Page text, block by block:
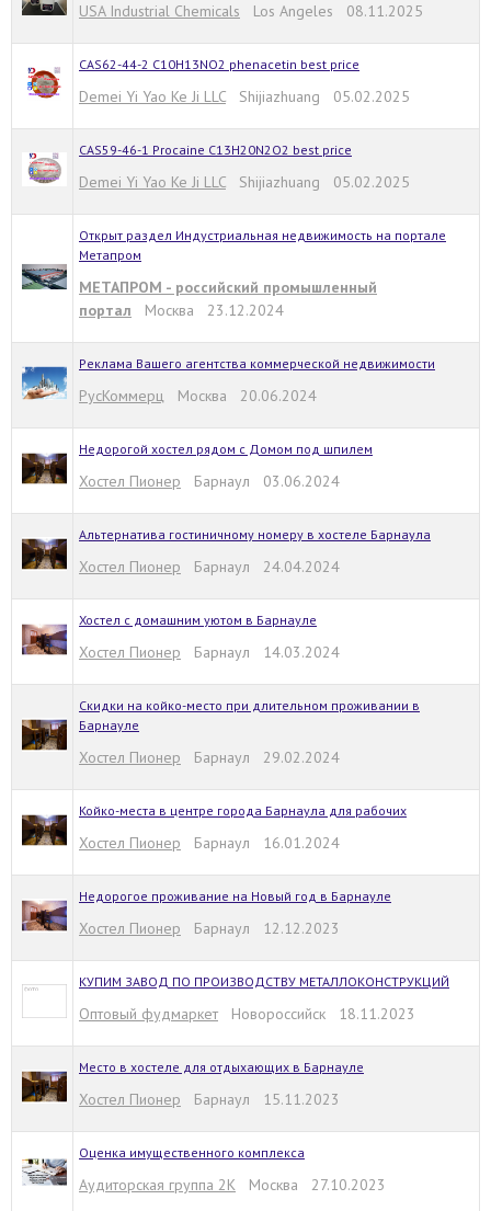
USA Industrial Chemicals Los Angeles 08.11.2025
CAS62-44-2 C10H13NO2 phenacetin best price
Demei Yi Yao Ke Ji LLC Shijiazhuang 05.02.2025
CAS59-46-1 Procaine C13H20N2O2 best price
Demei Yi Yao Ke Ji LLC Shijiazhuang 05.02.2025
Открыт раздел Индустриальная недвижимость на портале
Метапром
МЕТАПРОМ - российский промышленный
портал Москва 23.12.2024
Реклама Вашего агентства коммерческой недвижимости
РусКоммерц Москва 20.06.2024
Недорогой хостел рядом с Домом под шпилем
Хостел Пионер Барнаул 03.06.2024
Альтернатива гостиничному номеру в хостеле Барнаула
Хостел Пионер Барнаул 24.04.2024
Хостел с домашним уютом в Барнауле
Хостел Пионер Барнаул 14.03.2024
Скидки на койко-место при длительном проживании в
Барнауле
Хостел Пионер Барнаул 29.02.2024
Койко-места в центре города Барнаула для рабочих
Хостел Пионер Барнаул 16.01.2024
Недорогое проживание на Новый год в Барнауле
Хостел Пионер Барнаул 12.12.2023
КУПИМ ЗАВОД ПО ПРОИЗВОДСТВУ МЕТАЛЛОКОНСТРУКЦИЙ
Оптовый фудмаркет Новороссийск 18.11.2023
Место в хостеле для отдыхающих в Барнауле
Хостел Пионер Барнаул 15.11.2023
Оценка имущественного комплекса
Аудиторская группа 2К Москва 27.10.2023